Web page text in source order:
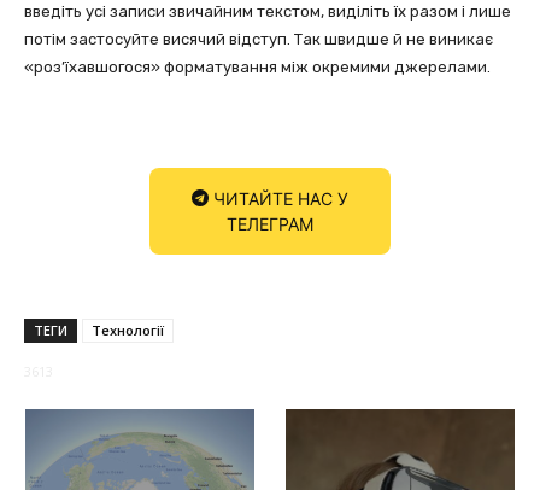
введіть усі записи звичайним текстом, виділіть їх разом і лише
потім застосуйте висячий відступ. Так швидше й не виникає
«роз’їхавшогося» форматування між окремими джерелами.
ЧИТАЙТЕ НАС У
ТЕЛЕГРАМ
ТЕГИ Технології